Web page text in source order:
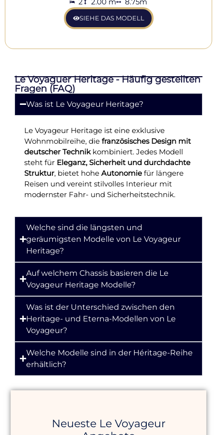
SIEHE DAS MODELL
Le Voyaguer Heritage - Häufig gestellten
Fragen (FAQ)
Was ist Le Voyageur Heritage?
Le Voyageur Heritage ist eine exklusive
Wohnmobilreihe, die französisches Design mit
deutscher Technikkombiniert. Jedes Modell
steht für Eleganz, Sicherheit und durchdachte
Struktur, bietet hohe Autonomie für längere
Reisen und vereint stilvolles Interieur mit
modernster Fahr- und Sicherheitstechnik.
Welche sind die längsten und
geräumigsten Modelle von Le Voyageur
Heritage?
Auf welchem Chassis basieren die Le
Voyageur Heritage Modelle?
Was ist der Unterschied zwischen den
Heritage- und Eterna-Modellen von Le
Voyageur?
Welche Modelle sind in der Héritage-Reihe
erhältlich?
Neueste Le Voyageur